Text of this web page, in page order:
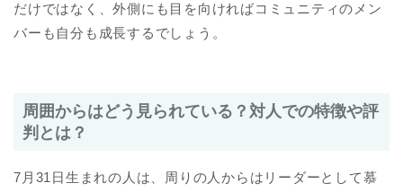
だけではなく、外側にも目を向ければコミュニティのメン
バーも自分も成長するでしょう。
周囲からはどう見られている？対人での特徴や評
判とは？
7月31日生まれの人は、周りの人からはリーダーとして慕